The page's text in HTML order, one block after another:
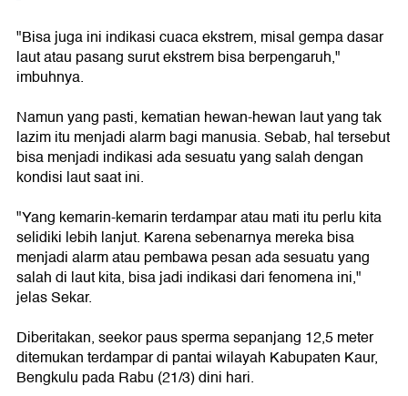
"Bisa juga ini indikasi cuaca ekstrem, misal gempa dasar
laut atau pasang surut ekstrem bisa berpengaruh,"
imbuhnya.
Namun yang pasti, kematian hewan-hewan laut yang tak
lazim itu menjadi alarm bagi manusia. Sebab, hal tersebut
bisa menjadi indikasi ada sesuatu yang salah dengan
kondisi laut saat ini.
"Yang kemarin-kemarin terdampar atau mati itu perlu kita
selidiki lebih lanjut. Karena sebenarnya mereka bisa
menjadi alarm atau pembawa pesan ada sesuatu yang
salah di laut kita, bisa jadi indikasi dari fenomena ini,"
jelas Sekar.
Diberitakan, seekor paus sperma sepanjang 12,5 meter
ditemukan terdampar di pantai wilayah Kabupaten Kaur,
Bengkulu pada Rabu (21/3) dini hari.